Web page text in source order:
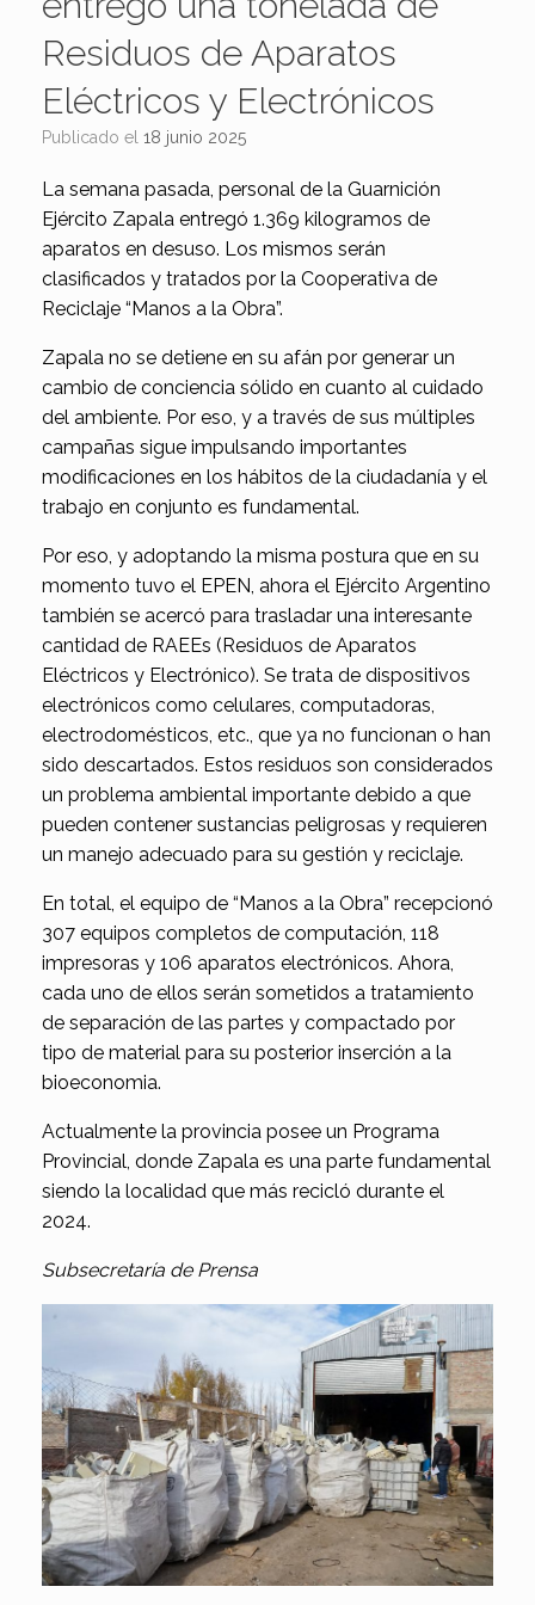
Residuos de Aparatos
Eléctricos y Electrónicos
Publicado el 18 junio 2025
La semana pasada, personal de la Guarnición
Ejército Zapala entregó 1.369 kilogramos de
aparatos en desuso. Los mismos serán
clasificados y tratados por la Cooperativa de
Reciclaje “Manos a la Obra”.
Zapala no se detiene en su afán por generar un
cambio de conciencia sólido en cuanto al cuidado
del ambiente. Por eso, y a través de sus múltiples
campañas sigue impulsando importantes
modificaciones en los hábitos de la ciudadanía y el
trabajo en conjunto es fundamental.
Por eso, y adoptando la misma postura que en su
momento tuvo el EPEN, ahora el Ejército Argentino
también se acercó para trasladar una interesante
cantidad de RAEEs (Residuos de Aparatos
Eléctricos y Electrónico). Se trata de dispositivos
electrónicos como celulares, computadoras,
electrodomésticos, etc., que ya no funcionan o han
sido descartados. Estos residuos son considerados
un problema ambiental importante debido a que
pueden contener sustancias peligrosas y requieren
un manejo adecuado para su gestión y reciclaje.
En total, el equipo de “Manos a la Obra” recepcionó
307 equipos completos de computación, 118
impresoras y 106 aparatos electrónicos. Ahora,
cada uno de ellos serán sometidos a tratamiento
de separación de las partes y compactado por
tipo de material para su posterior inserción a la
bioeconomia.
Actualmente la provincia posee un Programa
Provincial, donde Zapala es una parte fundamental
siendo la localidad que más recicló durante el
2024.
Subsecretaría de Prensa